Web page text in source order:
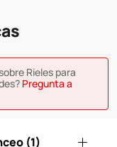
Rieles para
Pregunta a
(1)